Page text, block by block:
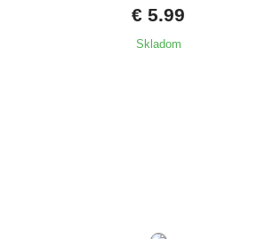
€ 5.99
Skladom